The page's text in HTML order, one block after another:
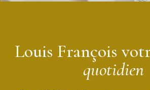
Louis François
quotidien